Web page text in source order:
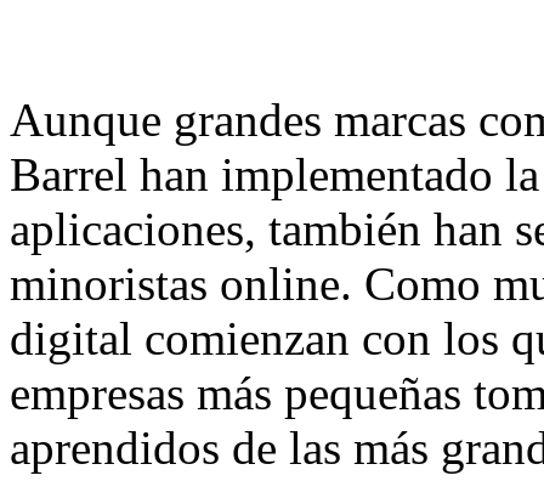
Aunque grandes marcas
Barrel han implementado
aplicaciones, también han
minoristas online. Como
digital comienzan con los
empresas más pequeñas
aprendidos de las más